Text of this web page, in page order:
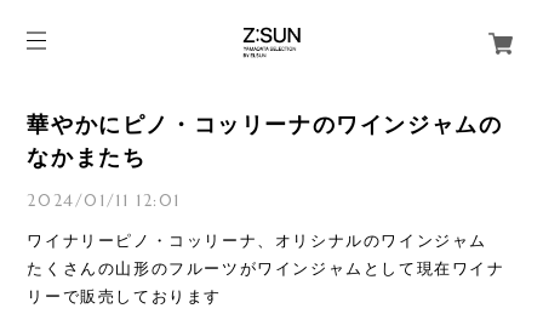
華やかにピノ・コッリーナのワインジャムの
なかまたち
2024/01/11 12:01
ワイナリーピノ・コッリーナ、オリシナルのワインジャム
たくさんの山形のフルーツがワインジャムとして現在ワイナ
リーで販売しております